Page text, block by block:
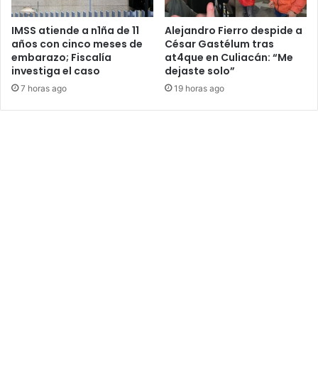
IMSS atiende a n1ña de 11
años con cinco meses de
embarazo; Fiscalía
investiga el caso
7 horas ago
Alejandro Fierro despide a
César Gastélum tras
at4que en Culiacán: “Me
dejaste solo”
19 horas ago